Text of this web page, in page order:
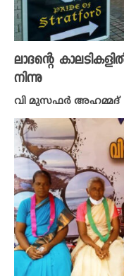
ലാദന്റെ
നിന്നു
വി മുസഫർ അഹമ്മദ്